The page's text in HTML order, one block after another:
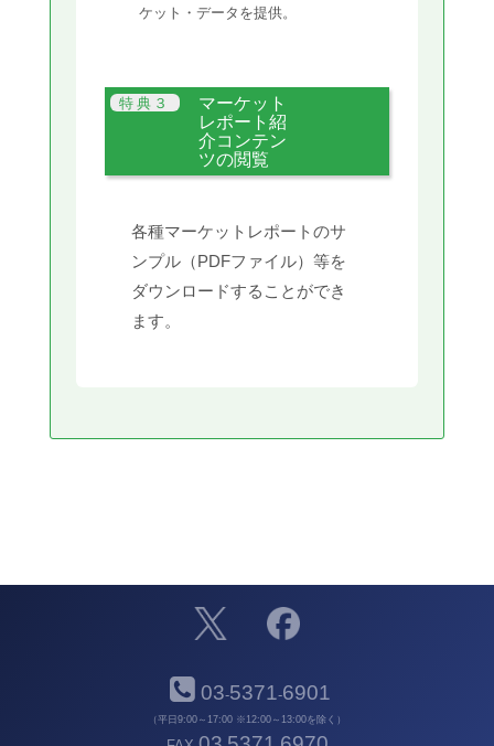
ケット・データを提供。
マーケット
レポート紹
介コンテン
ツの閲覧
各種マーケットレポートのサ
ンプル（PDFファイル）等を
ダウンロードすることができ
ます。
03-5371-6901
（平日9:00～17:00 ※12:00～13:00を除く）